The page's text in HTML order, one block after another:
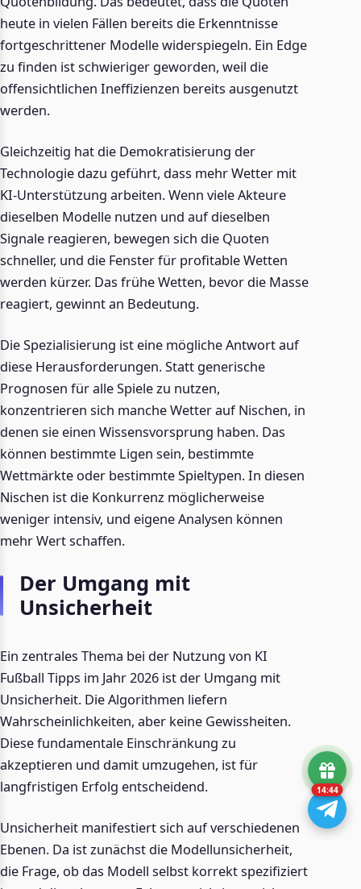
heute in vielen Fällen bereits die Erkenntnisse
fortgeschrittener Modelle widerspiegeln. Ein Edge
zu finden ist schwieriger geworden, weil die
offensichtlichen Ineffizienzen bereits ausgenutzt
werden.
Gleichzeitig hat die Demokratisierung der
Technologie dazu geführt, dass mehr Wetter mit
KI-Unterstützung arbeiten. Wenn viele Akteure
dieselben Modelle nutzen und auf dieselben
Signale reagieren, bewegen sich die Quoten
schneller, und die Fenster für profitable Wetten
werden kürzer. Das frühe Wetten, bevor die Masse
reagiert, gewinnt an Bedeutung.
Die Spezialisierung ist eine mögliche Antwort auf
diese Herausforderungen. Statt generische
Prognosen für alle Spiele zu nutzen,
konzentrieren sich manche Wetter auf Nischen, in
denen sie einen Wissensvorsprung haben. Das
können bestimmte Ligen sein, bestimmte
Wettmärkte oder bestimmte Spieltypen. In diesen
Nischen ist die Konkurrenz möglicherweise
weniger intensiv, und eigene Analysen können
mehr Wert schaffen.
Der Umgang mit
Unsicherheit
Ein zentrales Thema bei der Nutzung von KI
Fußball Tipps im Jahr 2026 ist der Umgang mit
Unsicherheit. Die Algorithmen liefern
Wahrscheinlichkeiten, aber keine Gewissheiten.
Diese fundamentale Einschränkung zu
akzeptieren und damit umzugehen, ist für
langfristigen Erfolg entscheidend.
Unsicherheit manifestiert sich auf verschiedenen
Ebenen. Da ist zunächst die Modellunsicherheit,
die Frage, ob das Modell selbst korrekt spezifiziert
14:43